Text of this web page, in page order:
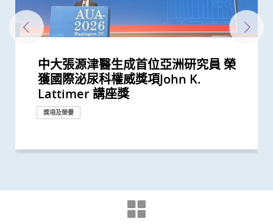
中大張源津醫生成首位亞洲研究員 榮
獲國際泌尿科權威獎項John K.
Lattimer 講座獎
獎項及榮譽
中大獲研資局2025/26年度「策略專題
研究資助金」撥款3,150萬港元
研究
中大醫學院創建亞洲首個膀胱癌類器官
生物庫 實現「先試後治」精準醫療
研究
中大研究證實「經尿道膀胱腫瘤整塊切
除術」較傳統手術治療更有效減低膀胱
癌復發機會
研究
中大醫學院發現良性前列腺增生患者感
染新冠病毒後 泌尿系統出現併發症風
險可高達五倍
研究
中大領導亞洲多地專家進行研究顯示
「機械人輔助根治性全膀胱切除連體內
尿路重建手術」減出血量及加快術後...
研究
中大醫學院研究顯示吸煙為全球膀胱癌
主因 聯同多國專家制訂「經尿道膀胱
腫瘤整塊切除術」的臨床指引
研究
中大率先在港引入前列腺癌多模式局部
定位治療 大幅降低手術及住院時間、
創傷和後遺症
外科創新技術
中大利用港產内鏡手術機械人 完成全
球首個機械人輔助「經尿道膀胱腫瘤整
塊切除術」治膀胱癌
外科創新技術
中大醫學院研究顯示口服抗病毒藥物
「帕克斯洛維德」可將免疫力弱患者的
新冠後死亡風險降低42% 並揭示其與...
研究
中大研究顯示口服抗病毒藥物「帕克斯
洛維德」可降低新冠住院患者急症期後
死亡和出現後遺症的風險
研究
中大分析文字報告發現新冠症狀會隨病
毒變異及疫苗接種情況改變 並證實人
工智能大型語言模型有助傳染病研究
研究
中大研究估算在本港新冠Omicron病
毒流行期間 半數感染個案未被發現
研究
中大醫學院研發的SIM01微生態配方有
效紓緩新冠後遺症 研究結果剛發表於
國際權威醫學期刊 《刺針傳染病學》
研究
中大醫學院發現可預測新冠疫苗長期藥
效的腸道微生物和代謝物標記
研究
中大研究發現香港兒童近視率創新高
新冠疫情後六歲兒童患近視人數倍增
低濃度阿托品眼藥水結合紅光療法研...
研究
中大威院研究證實新冠抗病毒藥適用於
嚴重腎病患者
研究
研究揭示在懷孕期間感染2019冠狀病毒
病 如何對胎盤造成不良影響
研究
新冠疫苗復必泰及科興引發之「T細胞
反應」可有效預防不同新冠病毒變異株
引起的嚴重疾病
研究
中大研究證實新冠口服藥有效降低院舍
長者五成入院風險及防止病情惡化
研究
中大醫學院大型臨床研究證實口服微膠
囊活菌配方SIM01有效紓緩新冠後遺症
研究
中大研究顯示新冠風土化期間市民願意
繼續戴口罩及用酒精消毒液潔手 但接
種新冠疫苗加強劑意願偏低
研究
中大醫學院進行亞洲最大型長新冠研究
推算生殖系統徵狀如性功能障礙困擾逾
40萬港人
研究
港大及中大醫學院聯合研究證實 吸煙
及肥胖令患上重症新冠肺炎的風險增加
65%至81%
研究
大型臨床研究證中大腸道微生態配方
(SIM01) 能減新冠及其他細菌和病毒感
染風險
研究
中大研究建議本港安老院舍應維持現有
防疫措施
研究
中大港大研究發現新冠口服藥可降低住
院患者死亡風險近八成 並可顯著減低
門診患者入院率近九成
研究
中大成功開發實時生物信息平台評估新
冠疫苗效用 針對變異病毒 準確度達
95%
研究
中大醫學院獲醫管局支持開展香港首個
大型長新冠研究 協助政府策劃更全面
的長新冠醫療服務
研究
本港兒童疫情期間生活習慣全線失守
疫下兒童超重和肥胖比率增近兩倍 疫
後抗拒「重回正軌」
研究
中大研究發現接種疫苗加強劑有效提高
母乳中新冠病毒抗體 保護年幼嬰兒
研究
中大研究顯示第三劑疫苗是高危群組抵
抗新冠病毒感染的關鍵
研究
港大及中大醫學院聯合研究發現已接種
疫苗人士 在感染新型冠狀病毒變異株
Omicron後能對不同的新冠病毒變異...
研究
中大臨床研究中心與中大醫院合作 進
行香港首個專為新冠肺炎研發的口服藥
物臨床研究
研究
中大醫學院全球首證有「長新冠型腸道
微生態」利用腸道微生態可準確預測、
診斷及治療「長新冠」
研究
中大醫學院研究顯示新冠康復者有較高
風險出現乾眼症
研究
中大醫學院聯同九龍城民政事務處舉辦
社區學童疫苗接種計劃 目標為2,000名
市民接種新冠疫苗
健康推廣計劃
港大及中大醫學院聯合研究發現 吸煙
增加患上新冠肺炎的風險
研究
中大港大幹細胞研究揭示新冠病毒誘發
血管炎症新機制
研究
中大研究發現腸道微生態失衡與「長新
冠」息息相關
研究
一月七日起重啟部分嚴謹社交距離措施
後的香港疫情估算
研究
港大及中大醫學院聯合研究發現 第三
劑復必泰疫苗能提供足夠抗體 抵抗新
型冠狀病毒變異株Omicron
研究
港大及中大醫學院聯合研究發現 新型
冠狀病毒變異株 Omicron 可大幅減低
復必泰疫苗的病毒中和能力
研究
中大港大聯合研究發現「青春雙歧桿
菌」可加強新冠疫苗成效
研究
中大研究揭示新冠肺炎患者急性腎損傷
的新機制和治療方法
研究
中大研究顯示訂立標準的實驗設置有助
確保新冠病毒核酸檢測表現
研究
中大發現新冠疫情期間本港學童近視發
病率為疫情前2.5倍 研究指減少戶外活
動時間及增加使用電子產品為主因
研究
中大醫學院調查發現 僅4分之1未接種
新冠疫苗人士有意於未來半年接種 必
須盡快增加接種誘因
研究
中大醫學院推算全港約有二萬名未被發
現新冠感染者 研究證實本港所有疫苗
接種者均產生中和抗體 呼籲透過接種...
研究
中大與港大醫學院帶領國際科研團隊發
現丙肝藥物可治新冠肺炎
研究
中大研究顯示新冠病毒抗體可經母體傳
至胎兒
研究
中大醫學院研究指幼兒成為新冠病毒
「隱形傳播者」的風險不容忽視 病毒
載量及帶活性病毒的比例偏高 持續帶...
研究
中大醫學院研究指出優化腸道微生態有
望提升新冠疫苗安全及成效
研究
中大醫學院與海外外科專家聯合建議
新冠患者將手術延後七星期以減低死亡
風險
國際合作
中大及浸大推出「精胺風險評分」診斷
前列腺癌
研究
中大發現能預測「前列腺動脈栓塞術」
成效的指標 可避免良性前列腺肥大患
者術後出現副作用
研究
中大發現新冠患者的腸道內缺乏可調節
免疫力的益菌 八成新冠患者出現「長
新冠」症狀 腸道微生態失衡成關鍵
研究
中大醫學院調查發現政府在推動新冠疫
苗接種上扮演最重要角色
研究
中大證實以鼻紙條採集鼻液樣本檢測新
冠肺炎安全、簡易及準確度高 適用於
不同年齡層 提倡廣泛使用以達更佳疫...
研究
四成港人腸道微生態失衡情況與新冠患
者類似 中大研發「微生態免疫力配
方」證有效促進新冠患者康復 有望提...
研究
中大研究顯示社區接觸環境對新冠肺炎
傳播起關鍵作用 娛樂場所是傳播次數
最多的主要接觸環境
研究
中大證新冠嬰孩患者糞便帶病毒 可成
隱形傳播者 成立新冠病毒檢測中心 致
力為嬰幼兒作糞便檢測
研究
本港新冠肺炎死亡個案絕大部分為60歲
或以上 中大率領國際專家共同制定策
略 照顧長者及認知障礙症患者
研究
中大研究顯示新冠肺炎患者常見有肝臟
受損問題 建議監測患者肝功能 及早發
現病情惡化
研究
中大發現糖尿病或為感染新冠肺炎高危
因素 研究有助了解病毒致病潛在機制
研究
中大全球首證新冠患者腸道微生態現失
衡狀況 成功研發益生菌配方平衡腸道
微生態 有望增強免疫力
研究
中大招募三千港人 偵查隱性新冠感染
拆解防疫關鍵
研究
中大醫學院為機場抵港人士提供免費糞
便檢測服務 首階段以兒童及嬰孩為目
標 助揪出感染新型冠狀病毒「隱形個...
臨床服務
中大發現新型冠狀病毒於呼吸道清除後
仍存留於糞便 計劃為檢疫中心隔離人
士化驗糞便 及早揪出「隱形個案」減...
研究
中大醫學院公布「2019新型冠狀病毒社
區研究」結果
研究
中大完成全球首個多專科單孔微創機械
人手術臨床研究 證新技術有效深入以
往難達位置進行精準治療
外科創新技術
中大成立何善衡泌尿中心加強本地前列
腺癌的早期診斷和治療
臨床服務
中大評估及治療逾300名因吸食氯胺酮
而患有排尿功能障礙青年 最新研究證
實綜合消炎治療能顯著改善病情
研究
中大率先發現吸毒劑量對青少年膀胱功
能有負面影響
研究